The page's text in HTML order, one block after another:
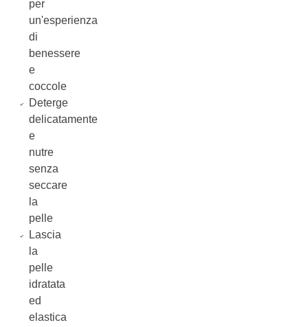
per
un'esperienza
di
benessere
e
coccole
Deterge
delicatamente
e
nutre
senza
seccare
la
pelle
Lascia
la
pelle
idratata
ed
elastica